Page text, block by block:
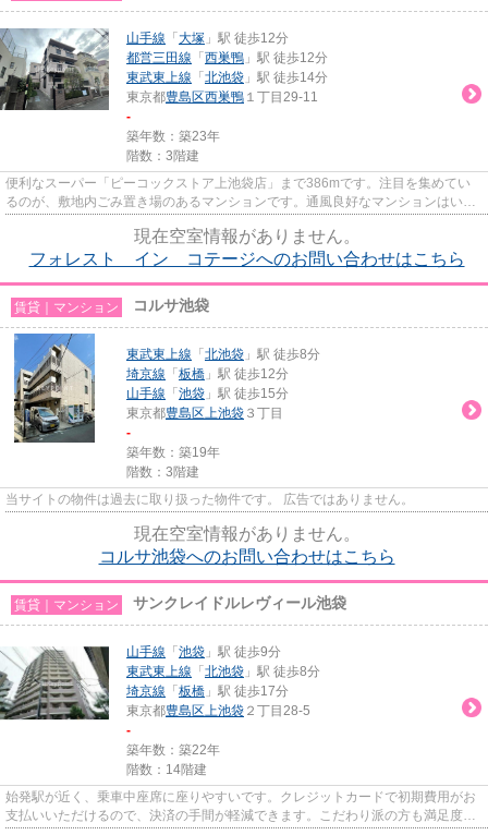
山手線 「 大塚 」駅 徒歩12分
都営三田線 「 西巣鴨 」駅 徒歩12分
東武東上線 「 北池袋 」駅 徒歩14分
東京都豊島区西巣鴨 １丁目29-11
-
築年数：築23年
階数：3階建
便利なスーパー「ピーコックストア上池袋店」まで386mです。注目を集めてい
るのが、敷地内ごみ置き場のあるマンションです。通風良好なマンションはいつ
現在空室情報がありません。
フォレスト イン コテージへのお問い合わせはこちら
賃貸｜マンション コルサ池袋
東武東上線 「 北池袋 」駅 徒歩8分
埼京線 「 板橋 」駅 徒歩12分
山手線 「 池袋 」駅 徒歩15分
東京都豊島区上池袋 ３丁目
-
築年数：築19年
階数：3階建
当サイトの物件は過去に取り扱った物件です。 広告ではありません。
現在空室情報がありません。
コルサ池袋へのお問い合わせはこちら
賃貸｜マンション サンクレイドルレヴィール池袋
山手線 「 池袋 」駅 徒歩9分
東武東上線 「 北池袋 」駅 徒歩8分
埼京線 「 板橋 」駅 徒歩17分
東京都豊島区上池袋 ２丁目28-5
-
築年数：築22年
階数：14階建
始発駅が近く、乗車中座席に座りやすいです。クレジットカードで初期費用がお
支払いいただけるので、決済の手間が軽減できます。こだわり派の方も満足度の